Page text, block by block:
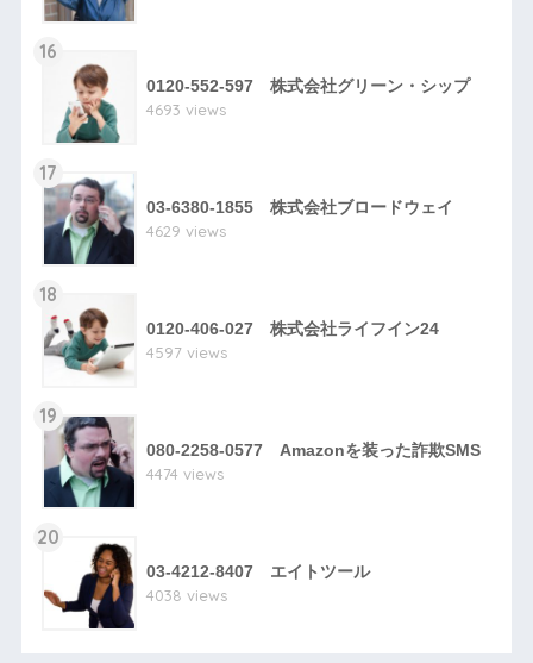
16
0120-552-597 株式会社グリーン・シップ
4693 views
17
03-6380-1855 株式会社ブロードウェイ
4629 views
18
0120-406-027 株式会社ライフイン24
4597 views
19
080-2258-0577 Amazonを装った詐欺SMS
4474 views
20
03-4212-8407 エイトツール
4038 views